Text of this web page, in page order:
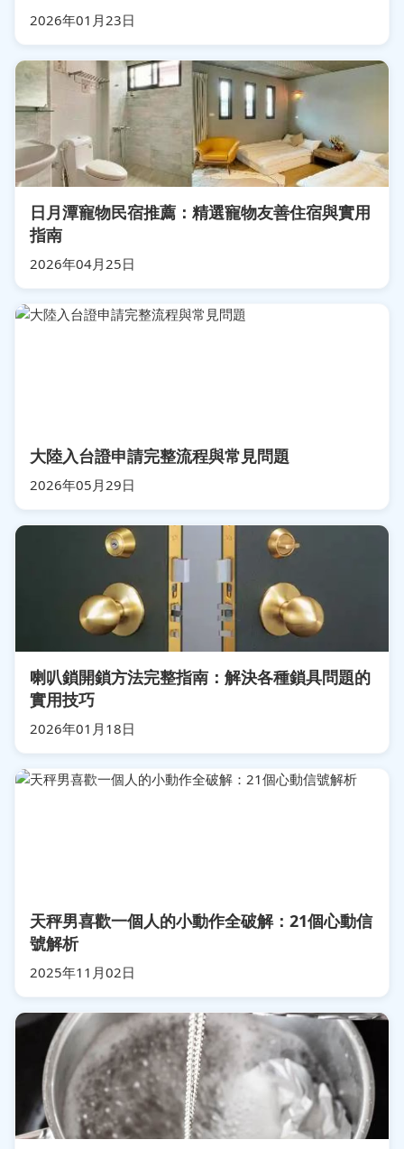
2026年01月23日
日月潭寵物民宿推薦：精選寵物友善住宿與實用
指南
2026年04月25日
大陸入台證申請完整流程與常見問題
2026年05月29日
喇叭鎖開鎖方法完整指南：解決各種鎖具問題的
實用技巧
2026年01月18日
天秤男喜歡一個人的小動作全破解：21個心動信
號解析
2025年11月02日